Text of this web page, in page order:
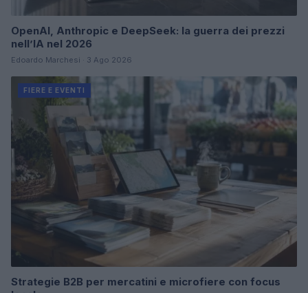
OpenAI, Anthropic e DeepSeek: la guerra dei prezzi
nell’IA nel 2026
Edoardo Marchesi · 3 Ago 2026
FIERE E EVENTI
Strategie B2B per mercatini e microfiere con focus